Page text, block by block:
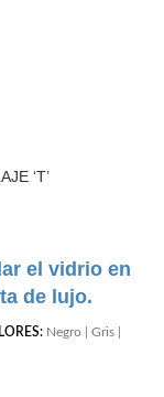
‘T’
el vidrio en
de lujo.
Negro | Gris |